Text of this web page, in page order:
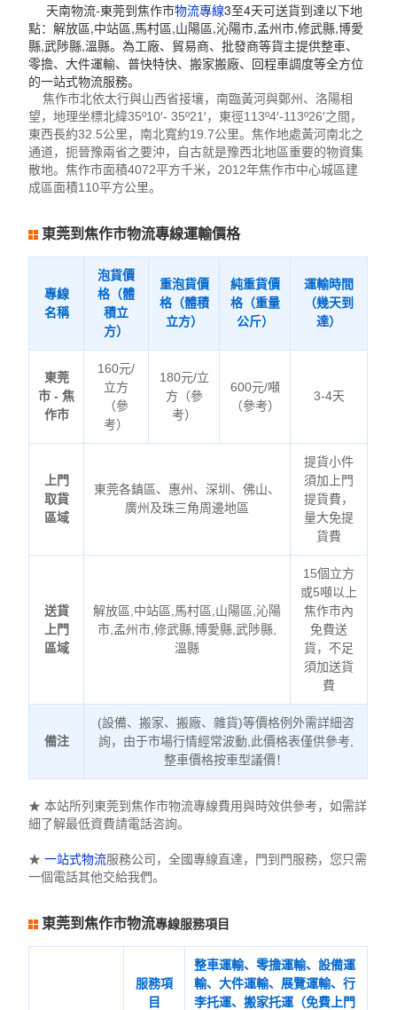
天南物流-東莞到焦作市物流專線3至4天可送貨到達以下地
點：解放區,中站區,馬村區,山陽區,沁陽市,孟州市,修武縣,博愛
縣,武陟縣,溫縣。為工廠、貿易商、批發商等貨主提供整車、
零擔、大件運輸、普快特快、搬家搬廠、回程車調度等全方位
的一站式物流服務。
焦作市北依太行與山西省接壤，南臨黃河與鄭州、洛陽相
望，地理坐標北緯35º10′- 35º21′，東徑113º4′-113º26′之間，
東西長約32.5公里，南北寬約19.7公里。焦作地處黃河南北之
通道，扼晉豫兩省之要沖，自古就是豫西北地區重要的物資集
散地。焦作市面積4072平方千米，2012年焦作市中心城區建
成區面積110平方公里。
東莞到焦作市物流專線運輸價格
專線
名稱
泡貨價
格（體
積立
方）
重泡貨價
格（體積
立方）
純重貨價
格（重量
公斤）
運輸時間
（幾天到
達）
東莞
市 - 焦
作市
160元/
立方
（參
考）
180元/立
方（參
考）
600元/噸
（參考）
3-4天
上門
取貨
區域
東莞各鎮區、惠州、深圳、佛山、
廣州及珠三角周邊地區
提貨小件
須加上門
提貨費，
量大免提
貨費
送貨
上門
區域
解放區,中站區,馬村區,山陽區,沁陽
市,孟州市,修武縣,博愛縣,武陟縣,
溫縣
15個立方
或5噸以上
焦作市內
免費送
貨，不足
須加送貨
費
備注
(設備、搬家、搬廠、雜貨)等價格例外需詳細咨
詢，由于市場行情經常波動,此價格表僅供參考,
整車價格按車型議價！
★ 本站所列東莞到焦作市物流專線費用與時效供參考，如需詳
細了解最低資費請電話咨詢。
★一站式物流服務公司，全國專線直達，門到門服務，您只需
一個電話其他交給我們。
東莞到焦作市物流專線服務項目
服務項
目
整車運輸、零擔運輸、設備運
輸、大件運輸、展覽運輸、行
李托運、搬家托運（免費上門